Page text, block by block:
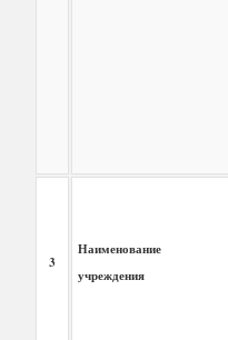
3
Наименование
учреждения